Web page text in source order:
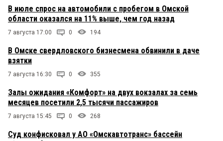
В июле спрос на автомобили с пробегом в Омской
области оказался на 11% выше, чем год назад
7 августа 17:00 0 194
В Омске свердловского бизнесмена обвинили в даче
взятки
7 августа 16:30 0 355
Залы ожидания «Комфорт» на двух вокзалах за семь
месяцев посетили 2,5 тысячи пассажиров
7 августа 15:45 0 268
Суд конфисковал у АО «Омскавтотранс» бассейн